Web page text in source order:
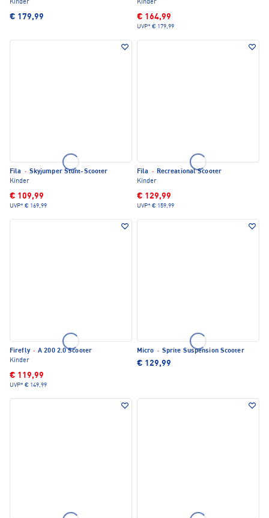
Kinder
€ 179,99
Kinder
€ 164,99
UVP* € 179,99
Fila · Skyjumper Stunt-Scooter
Kinder
€ 109,99
UVP* € 169,99
Fila · Recreational Scooter
Kinder
€ 129,99
UVP* € 159,99
Firefly · A 200 2.0 Scooter
Kinder
€ 119,99
UVP* € 149,99
Micro · Sprite Suspension Scooter
€ 129,99